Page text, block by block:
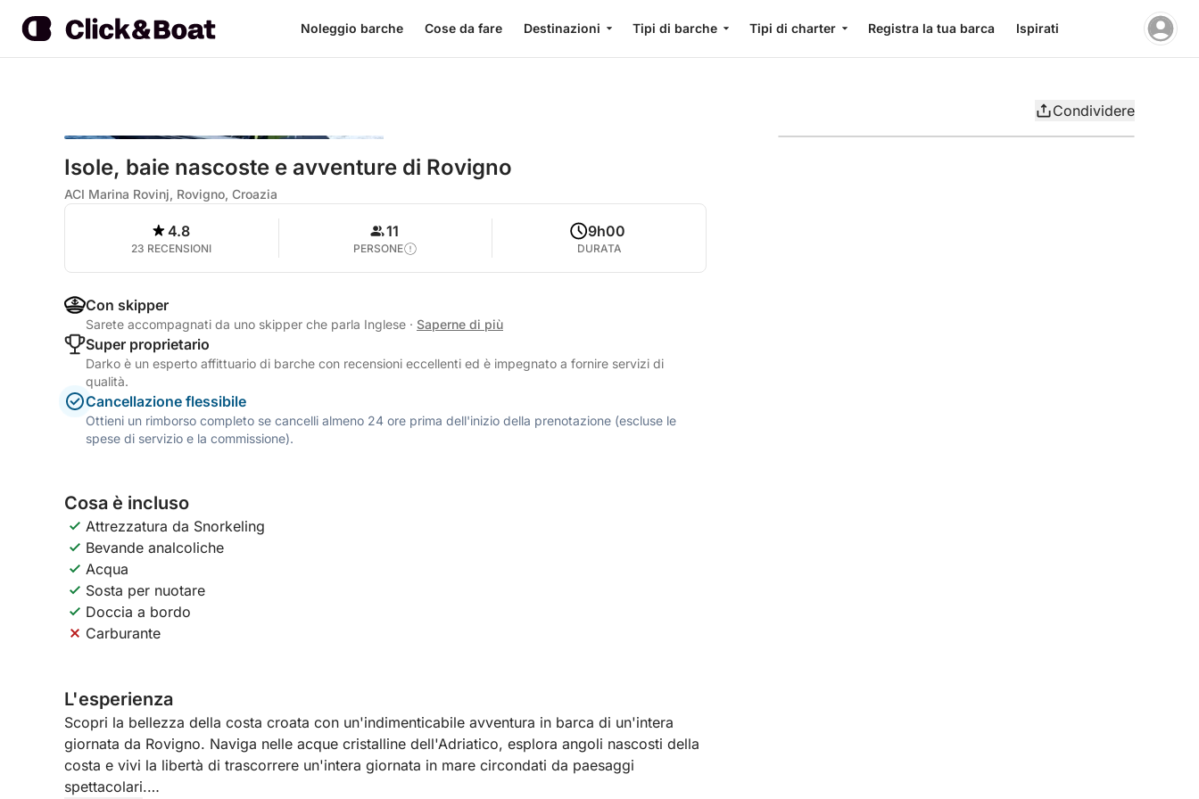
Noleggio barche Cose da fare Destinazioni Tipi di barche Tipi di charter Registra la tua barca Ispirati
Condividere
Isole, baie nascoste e avventure di Rovigno
ACI Marina Rovinj, Rovigno, Croazia
4.8
23 RECENSIONI
11
PERSONE
9h00
DURATA
Con skipper
Sarete accompagnati da uno skipper che parla Inglese · Saperne di più
Super proprietario
Darko è un esperto affittuario di barche con recensioni eccellenti ed è impegnato a fornire servizi di
qualità.
Cancellazione flessibile
Ottieni un rimborso completo se cancelli almeno 24 ore prima dell'inizio della prenotazione (escluse le
spese di servizio e la commissione).
Cosa è incluso
Attrezzatura da Snorkeling
Bevande analcoliche
Acqua
Sosta per nuotare
Doccia a bordo
Carburante
L'esperienza
Scopri la bellezza della costa croata con un'indimenticabile avventura in barca di un'intera
giornata da Rovigno. Naviga nelle acque cristalline dell'Adriatico, esplora angoli nascosti della
costa e vivi la libertà di trascorrere un'intera giornata in mare circondati da paesaggi
spettacolari.